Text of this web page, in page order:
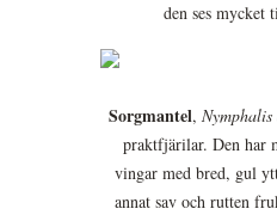
den ses mycket
Sorgmantel,
praktfjärilar. Den har
vingar med bred, gul
annat sav och rutten